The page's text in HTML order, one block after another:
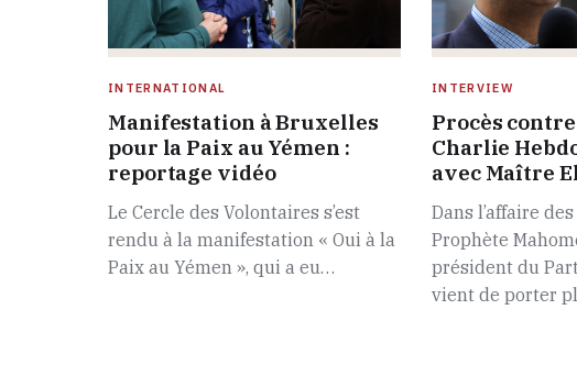
INTERNATIONAL
Manifestation à Bruxelles
pour la Paix au Yémen :
reportage vidéo
Le Cercle des Volontaires s’est
rendu à la manifestation « Oui à la
Paix au Yémen », qui a eu…
INTERVIEW
Procès
Charlie
avec Maître
Dans l’affaire
Prophète
président du
vient de porter